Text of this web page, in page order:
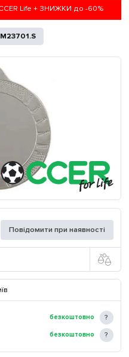
Life + ЗНИЖКИ до -60%
M23701.S
Повідомити при наявності
безкоштовно
безкоштовно